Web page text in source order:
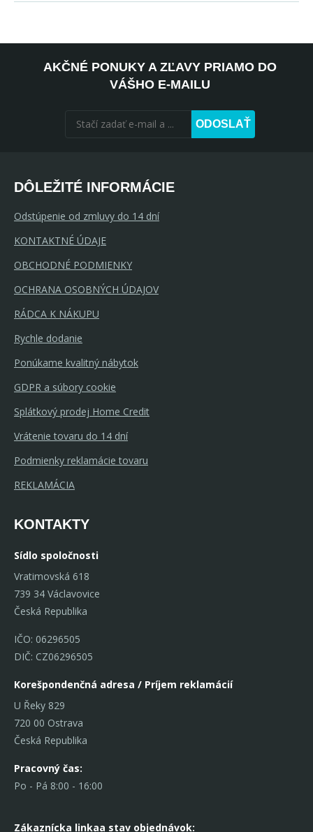
AKČNÉ PONUKY A ZĽAVY PRIAMO DO
VÁŠHO E-MAILU
ODOSLAŤ
DÔLEŽITÉ INFORMÁCIE
Odstúpenie od zmluvy do 14 dní
KONTAKTNÉ ÚDAJE
OBCHODNÉ PODMIENKY
OCHRANA OSOBNÝCH ÚDAJOV
RÁDCA K NÁKUPU
Rychle dodanie
Ponúkame kvalitný nábytok
GDPR a súbory cookie
Splátkový prodej Home Credit
Vrátenie tovaru do 14 dní
Podmienky reklamácie tovaru
REKLAMÁCIA
KONTAKTY
Sídlo spoločnosti
Vratimovská 618
739 34 Václavovice
Česká Republika
IČO: 06296505
DIČ: CZ06296505
Korešpondenčná adresa / Príjem reklamácií
U Řeky 829
720 00 Ostrava
Česká Republika
Pracovný čas:
Po - Pá 8:00 - 16:00
Zákaznícka linkaa stav objednávok: